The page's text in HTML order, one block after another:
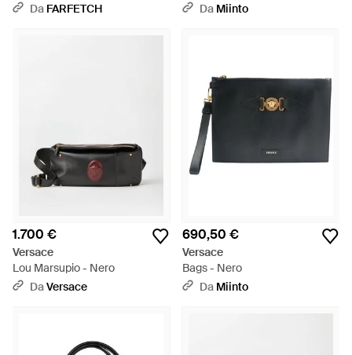
Da FARFETCH
Da Miinto
1.700 €
Versace
Lou Marsupio - Nero
DaVersace
690,50 €
Versace
Bags - Nero
Da Miinto